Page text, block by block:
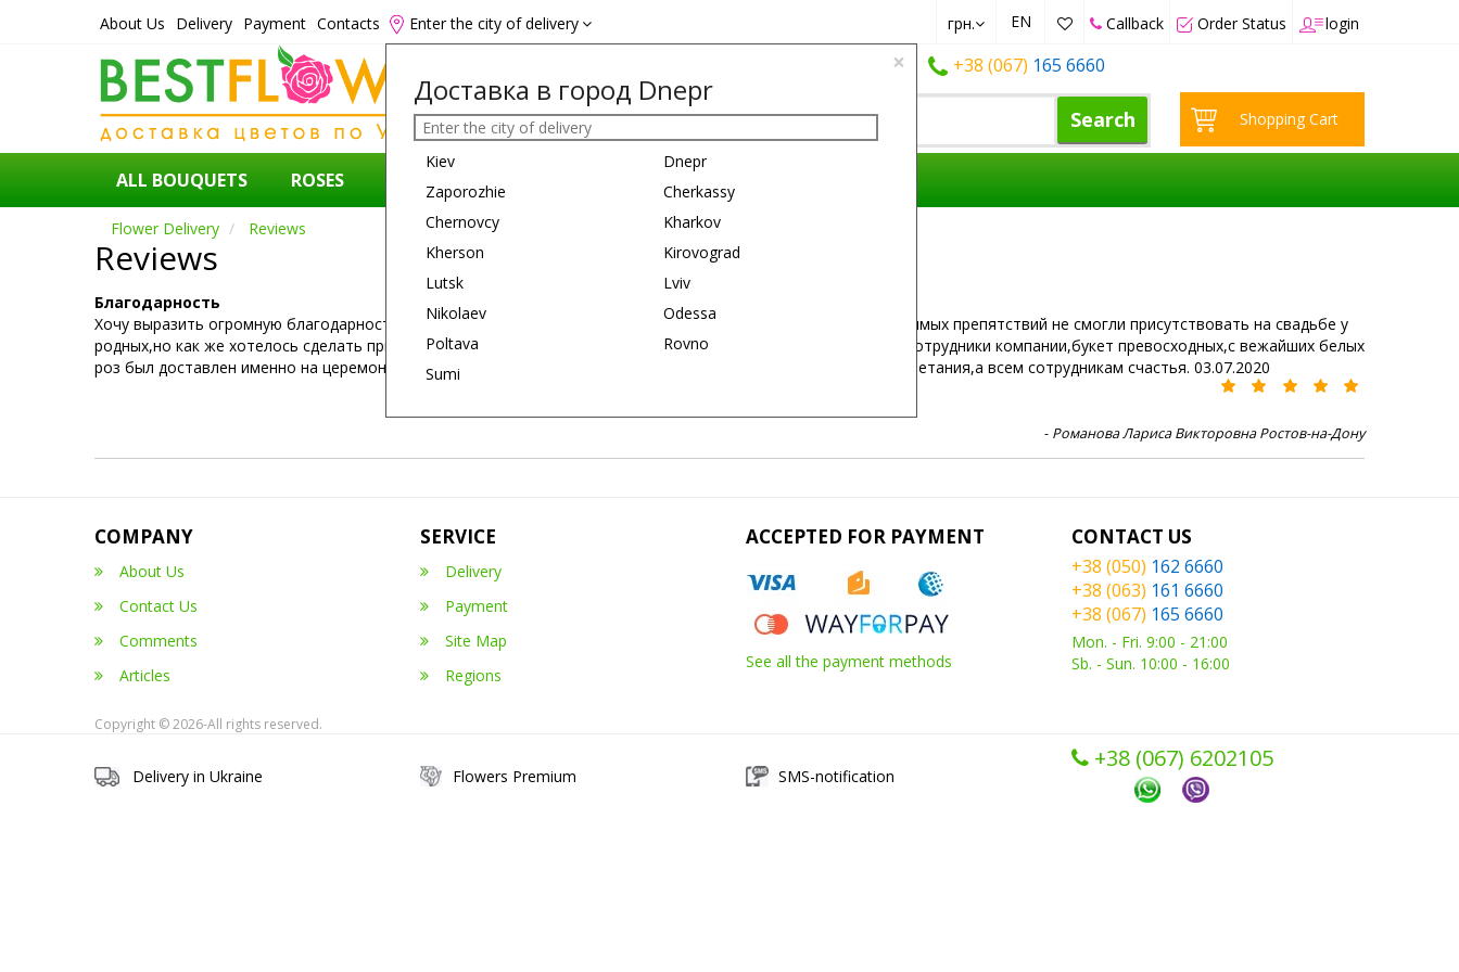
About Us Delivery Payment Contacts Enter the city of delivery
×
Доставка в город Dnepr
Kiev
Dnepr
Zaporozhie
Cherkassy
Chernovcy
Kharkov
Kherson
Kirovograd
Lutsk
Lviv
Nikolaev
Odessa
Poltava
Rovno
Sumi
грн. EN Callback Order Status login
161 6660 +38 (067) 165 6660
Search Shopping Cart
ALL BOUQUETS ROSES REASON
Flower Delivery Reviews
Reviews
Благодарность
Хочу выразить огромную благодарность сотрудникам самой лучшей Украинской компании,В силу непреодолимых препятствий не смогли присутствовать на свадьбе у
родных,но как же хотелось сделать приятно в праздник торжества ЛЮБВИ,С каким пониманием отнеслись сотрудники компании,букет превосходных,с вежайших белых
роз был доставлен именно на церемонию.От души нижайший поклон и признательност ь, вашей фирме процветания,а всем сотрудникам счастья. 03.07.2020
- Романова Лариса Викторовна Ростов-на-Дону
COMPANY
About Us
Contact Us
Comments
Articles
SERVICE
Delivery
Payment
Site Map
Regions
ACCEPTED FOR PAYMENT
See all the payment methods
CONTACT US
+38 (050) 162 6660
+38 (063) 161 6660
+38 (067) 165 6660
Mon. - Fri. 9:00 - 21:00
Sb. - Sun. 10:00 - 16:00
Copyright © 2026-All rights reserved.
Delivery in Ukraine Flowers Premium SMS-notification
+38 (067) ‎6202105